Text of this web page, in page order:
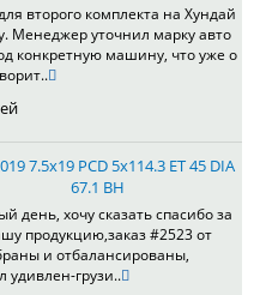
второго комплекта на Хундай
Менеджер уточнил марку авто
конкретную машину, что уже о
7.5x19 PCD 5x114.3 ET 45 DIA
67.1 BH
день, хочу сказать спасибо за
продукцию,заказ #2523 от
и отбалансированы,
грузи..